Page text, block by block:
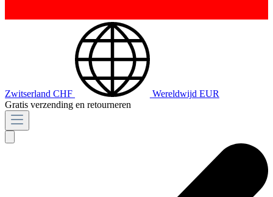
Zwitserland CHF Wereldwijd EUR
Gratis verzending en retourneren